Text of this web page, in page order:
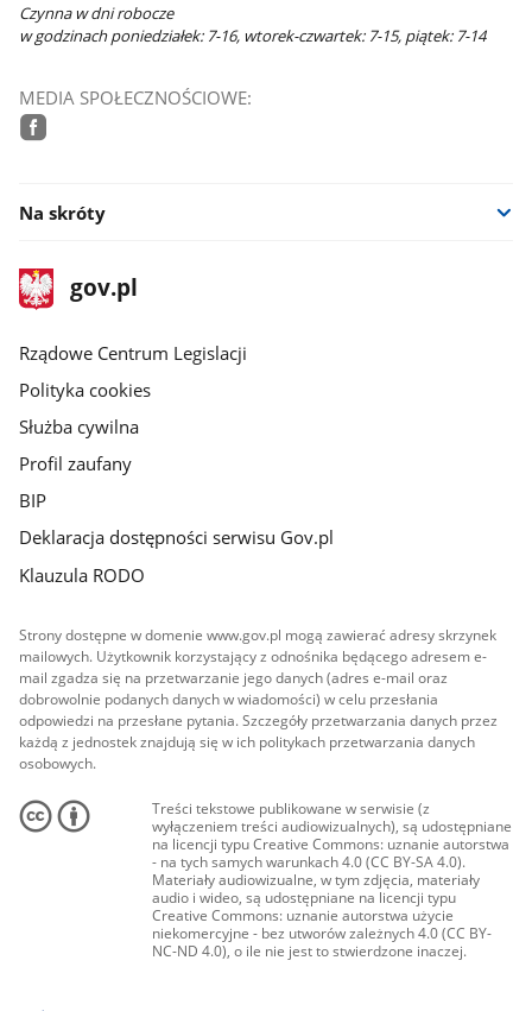
Czynna w dni robocze
w godzinach poniedziałek: 7-16, wtorek-czwartek: 7-15, piątek: 7-14
MEDIA SPOŁECZNOŚCIOWE:
Na skróty
stopka
gov.plStrona
gov.pl
Rządowe Centrum Legislacji
Polityka cookies
Służba cywilna
Profil zaufany
BIP
Deklaracja dostępności serwisu Gov.pl
Klauzula RODO
Strony dostępne w domenie www.gov.pl mogą zawierać adresy skrzynek
mailowych. Użytkownik korzystający z odnośnika będącego adresem e-
mail zgadza się na przetwarzanie jego danych (adres e-mail oraz
dobrowolnie podanych danych w wiadomości) w celu przesłania
odpowiedzi na przesłane pytania. Szczegóły przetwarzania danych przez
każdą z jednostek znajdują się w ich politykach przetwarzania danych
osobowych.
Treści tekstowe publikowane w serwisie (z
wyłączeniem treści audiowizualnych), są udostępniane
na licencji typu Creative Commons: uznanie autorstwa
- na tych samych warunkach 4.0 (CC BY-SA 4.0).
Materiały audiowizualne, w tym zdjęcia, materiały
audio i wideo, są udostępniane na licencji typu
Creative Commons: uznanie autorstwa użycie
niekomercyjne - bez utworów zależnych 4.0 (CC BY-
NC-ND 4.0), o ile nie jest to stwierdzone inaczej.